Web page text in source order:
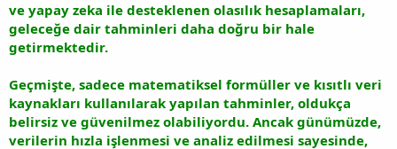
ve yapay zeka ile desteklenen olasılık hesaplamaları,
geleceğe dair tahminleri daha doğru bir hale
getirmektedir.
Geçmişte, sadece matematiksel formüller ve kısıtlı veri
kaynakları kullanılarak yapılan tahminler, oldukça
belirsiz ve güvenilmez olabiliyordu. Ancak günümüzde,
verilerin hızla işlenmesi ve analiz edilmesi sayesinde,